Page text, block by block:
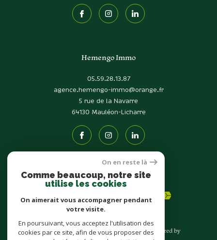
Hemengo Immo
05.59.28.13.87
agence.hemengo-immo@orange.fr
5 rue de la Navarre
64130 Mauléon-Licharre
Adhérents
© 2026 | Tous droits réservés | Traduction powered by
On en reste là
Comme beaucoup, notre site
utilise les cookies
On aimerait vous accompagner pendant
votre visite.
En poursuivant, vous acceptez l'utilisation des
cookies par ce site, afin de vous proposer des